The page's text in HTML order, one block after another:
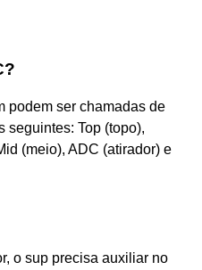
podem ser chamadas de
seguintes: Top (topo),
(meio), ADC (atirador) e
o sup precisa auxiliar no